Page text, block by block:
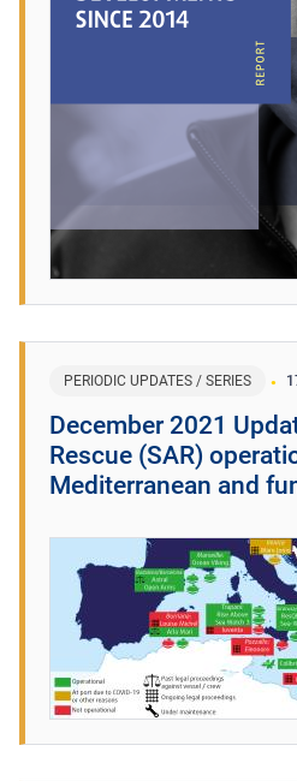
PERIODIC UPDATES / SERIES
December 2021
Rescue (SAR)
Mediterranean and